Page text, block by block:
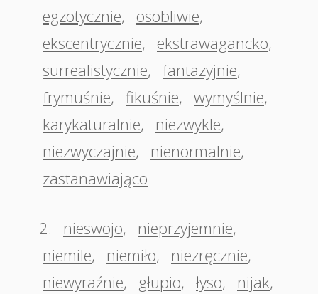
egzotycznie, osobliwie,
ekscentrycznie, ekstrawagancko,
surrealistycznie, fantazyjnie,
frymuśnie, fikuśnie, wymyślnie,
karykaturalnie, niezwykle,
niezwyczajnie, nienormalnie,
zastanawiająco
2. nieswojo, nieprzyjemnie,
niemile, niemiło, niezręcznie,
niewyraźnie, głupio, łyso, nijak,